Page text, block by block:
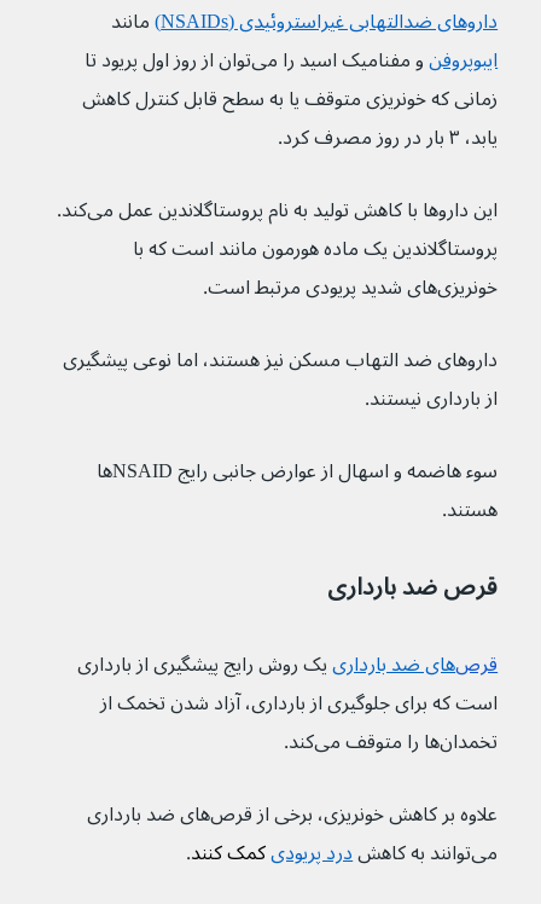
داروهای ضدالتهابی غیراستروئیدی (NSAIDs)
مانند
ایبوپروفن
و مفنامیک اسید را می‌توان از روز اول پریود تا
زمانی که خونریزی متوقف یا به سطح قابل کنترل کاهش
یابد، ۳ بار در روز مصرف کرد.
این داروها با کاهش تولید به نام پروستاگلاندین عمل می‌کند.
پروستاگلاندین یک ماده هورمون مانند است که با
خونریزی‌های شدید پریودی مرتبط است.
داروهای ضد التهاب مسکن نیز هستند، اما نوعی پیشگیری
از بارداری نیستند.
سوء هاضمه و اسهال از عوارض جانبی رایج NSAID‌ها
هستند.
قرص ضد بارداری
قرص‌های ضد باردارییک روش رایج پیشگیری از بارداری
است که برای جلوگیری از بارداری، آزاد شدن تخمک از
تخمدان‌ها را متوقف می‌کند.
علاوه بر کاهش خونریزی، برخی از قرص‌های ضد بارداری
می‌توانند به کاهش
درد پریودی کمک کنند.